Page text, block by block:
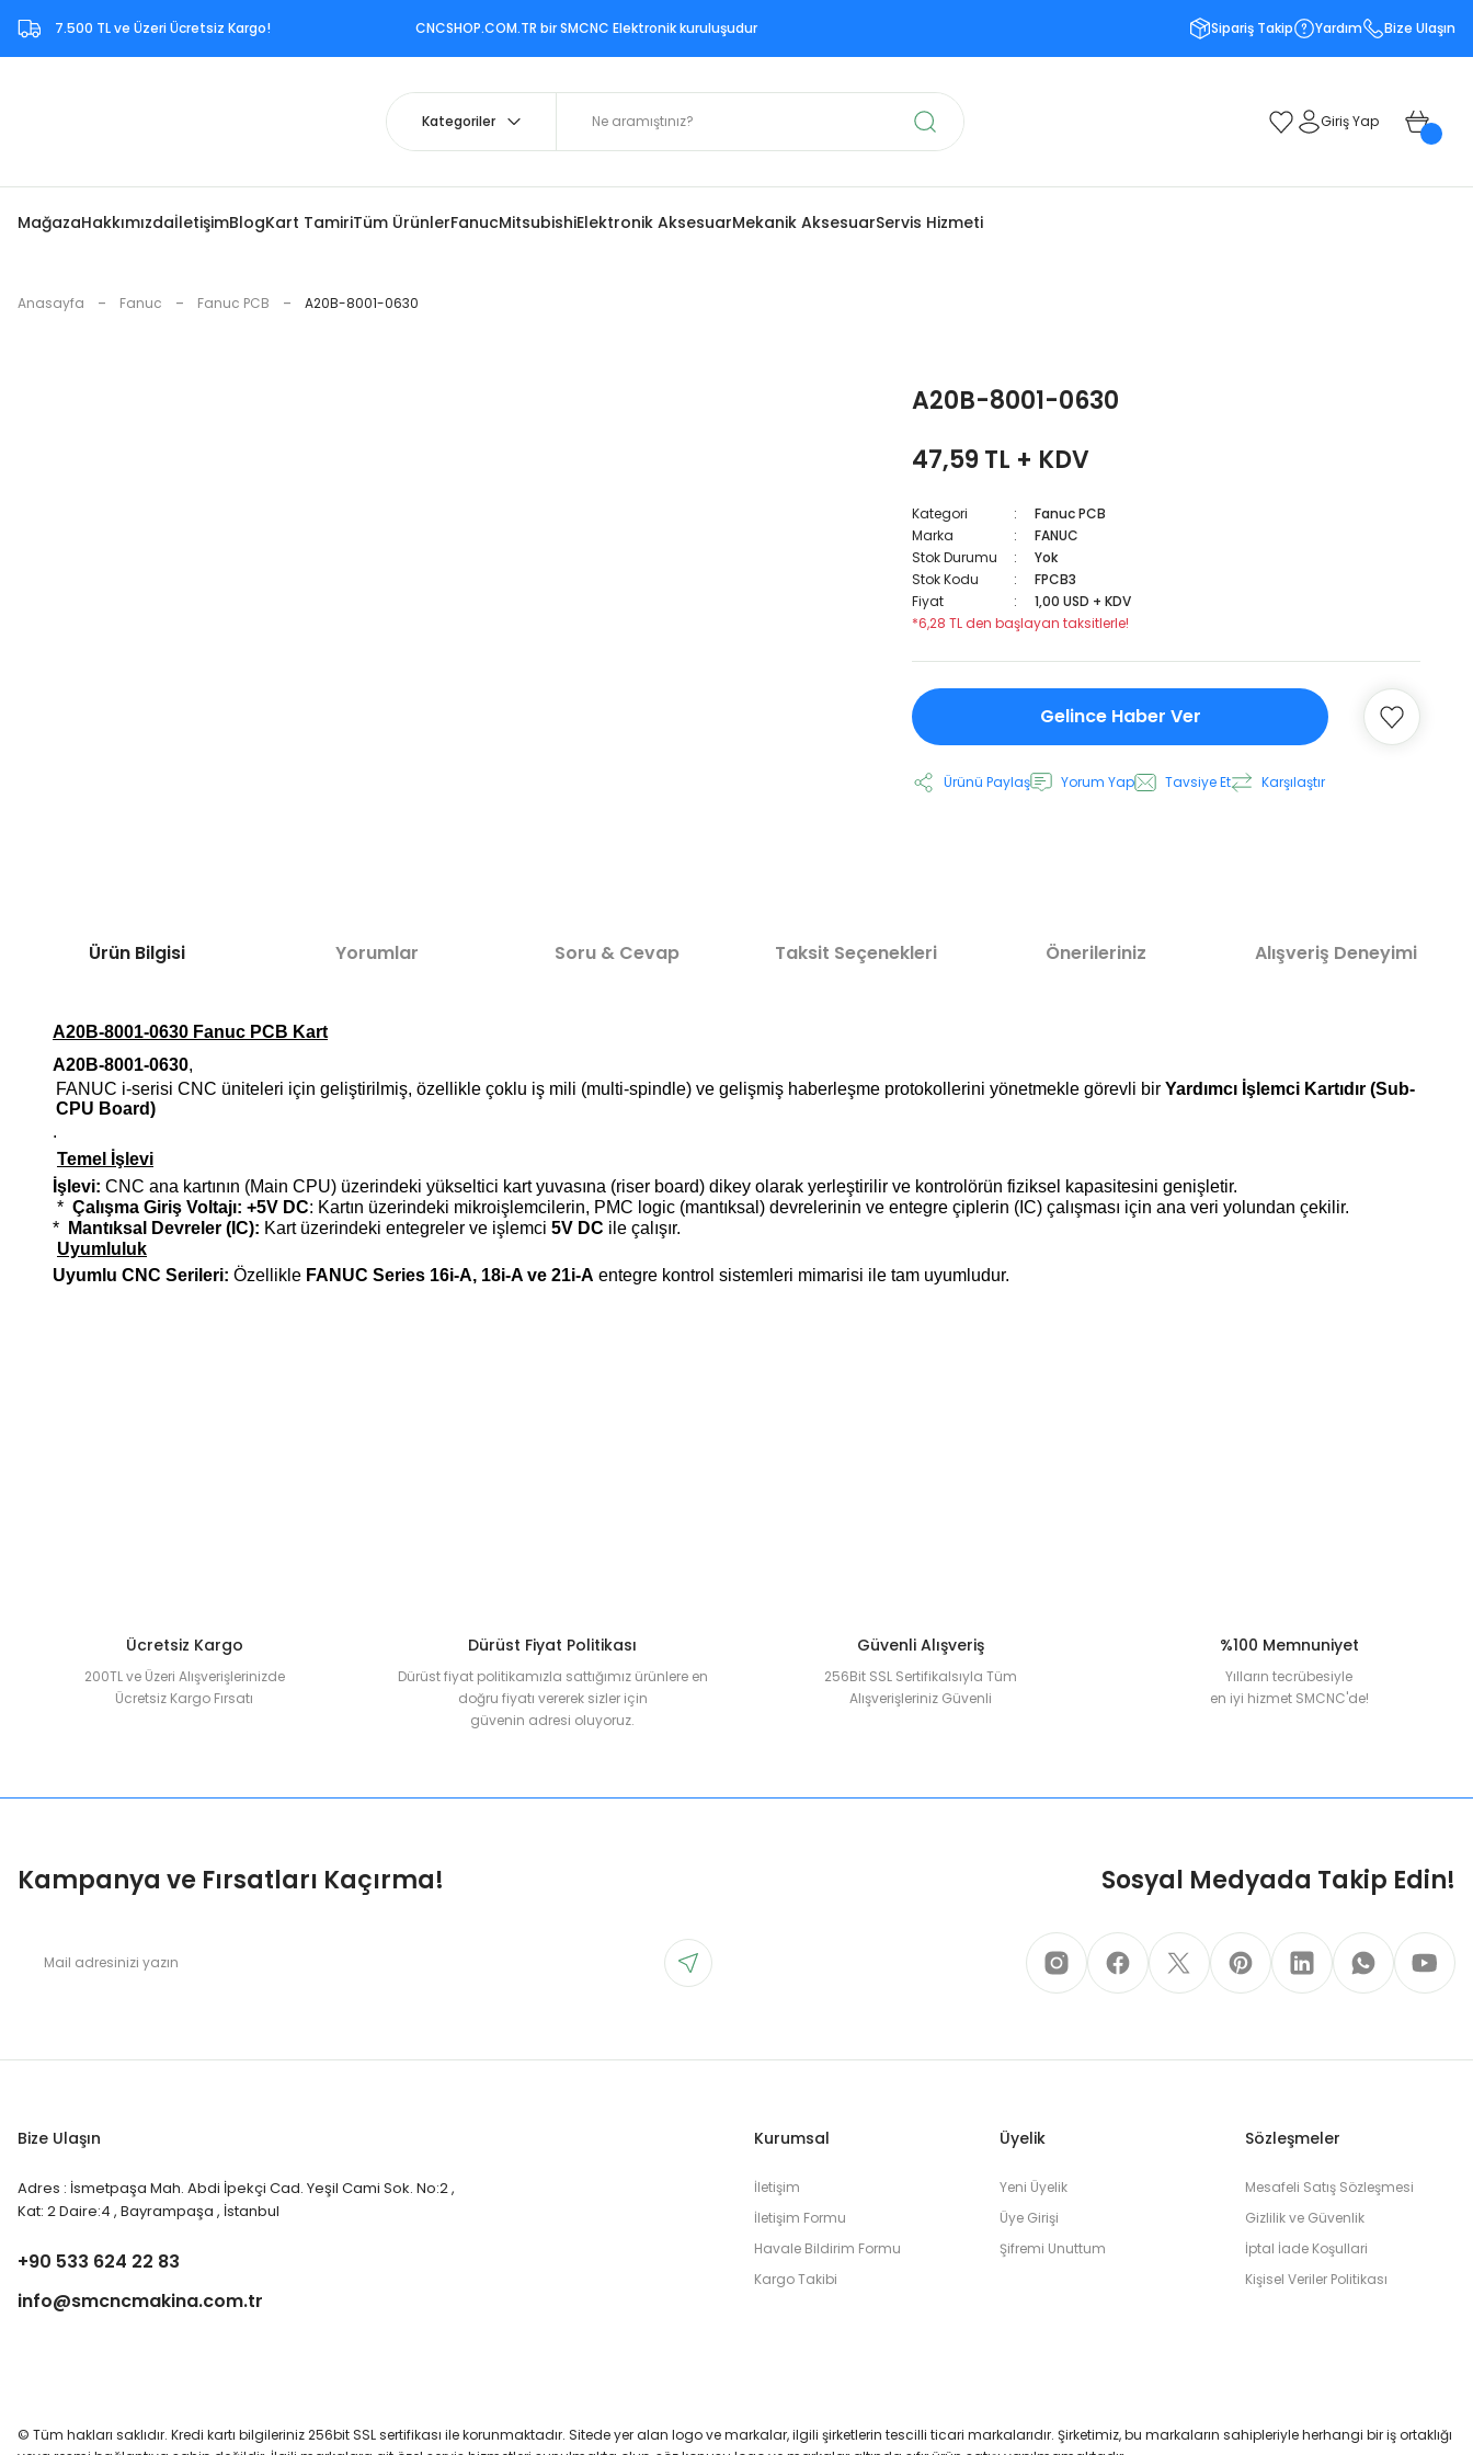
7.500 TL ve Üzeri Ücretsiz Kargo!‎ CNCSHOP.COM.TR ‎bir SMCNC Elektronik kuruluşudur Sipariş Takip Yardım Bize Ulaşın
Giriş Yap
MağazaHakkımızdaİletişimBlogKart TamiriTüm ÜrünlerFanucMitsubishiElektronik AksesuarMekanik AksesuarServis Hizmeti
Anasayfa Fanuc Fanuc PCB A20B-8001-0630
A20B-8001-0630
47,59 TL + KDV
Kategori
Fanuc PCB
Marka
FANUC
Stok Durumu
Yok
Stok Kodu
FPCB3
Fiyat
1,00 USD + KDV
*6,28 TL den başlayan taksitlerle!
Gelince Haber Ver
Ürünü Paylaş Yorum Yap Tavsiye Et Karşılaştır
Ürün Bilgisi Yorumlar Soru & Cevap Taksit Seçenekleri Önerileriniz Alışveriş Deneyimi
A20B-8001-0630 Fanuc PCB Kart
A20B-8001-0630,
FANUC i-serisi CNC üniteleri için geliştirilmiş, özellikle çoklu iş mili (multi-spindle) ve gelişmiş haberleşme protokollerini yönetmekle görevli birYardımcı İşlemci Kartıdır (Sub-
CPU Board)
.
Temel İşlevi
İşlevi: CNC ana kartının (Main CPU) üzerindeki yükseltici kart yuvasına (riser board) dikey olarak yerleştirilir ve kontrolörün fiziksel kapasitesini genişletir.
* Çalışma Giriş Voltajı: +5V DC: Kartın üzerindeki mikroişlemcilerin, PMC logic (mantıksal) devrelerinin ve entegre çiplerin (IC) çalışması için ana veri yolundan çekilir.
*
Mantıksal Devreler (IC): Kart üzerindeki entegreler ve işlemci 5V DC ile çalışır.
Uyumluluk
Uyumlu CNC Serileri: Özellikle FANUC Series 16i-A, 18i-A ve 21i-A entegre kontrol sistemleri mimarisi ile tam uyumludur.
Ücretsiz Kargo
200TL ve Üzeri Alışverişlerinizde
Ücretsiz Kargo Fırsatı
Dürüst Fiyat Politikası
Dürüst fiyat politikamızla sattığımız ürünlere en
doğru fiyatı vererek sizler için
güvenin adresi oluyoruz.
Güvenli Alışveriş
256Bit SSL Sertifikalsıyla Tüm
Alışverişleriniz Güvenli
%100 Memnuniyet
Yılların tecrübesiyle
en iyi hizmet SMCNC'de!
Kampanya ve Fırsatları Kaçırma! Sosyal Medyada Takip Edin!
Bize Ulaşın
Adres : İsmetpaşa Mah. Abdi İpekçi Cad. Yeşil Cami Sok. No:2 ,
Kat: 2 Daire:4 , Bayrampaşa , İstanbul
+90 533 624 22 83
info@smcncmakina.com.tr
Kurumsal
İletişim
İletişim Formu
Havale Bildirim Formu
Kargo Takibi
Üyelik
Yeni Üyelik
Üye Girişi
Şifremi Unuttum
Sözleşmeler
Mesafeli Satış Sözleşmesi
Gizlilik ve Güvenlik
İptal İade Koşullari
Kişisel Veriler Politikası
© Tüm hakları saklıdır. Kredi kartı bilgileriniz 256bit SSL sertifikası ile korunmaktadır. Sitede yer alan logo ve markalar, ilgili şirketlerin tescilli ticari markalarıdır. Şirketimiz, bu markaların sahipleriyle herhangi bir iş ortaklığı